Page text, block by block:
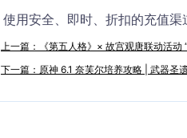
使用安全、即时、折扣的充值渠
上一篇：《第五人格》× 故宫观唐联动活动
下一篇：原神 6.1 奈芙尔培养攻略 | 武器圣